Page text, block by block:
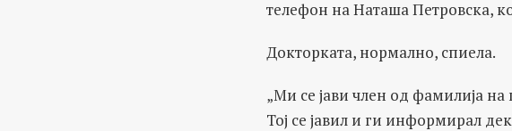
телефон на Наташа Петровска,
Докторката, нормално, спиела.
„Ми се јави член од фамилија
Тој се јавил и ги информирал